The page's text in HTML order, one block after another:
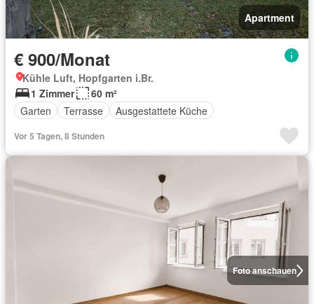
Apartment
€ 900/Monat
Kühle Luft, Hopfgarten i.Br.
1 Zimmer
60 m²
Garten
Terrasse Ausgestattete Küche
Vor 5 Tagen, 8 Stunden
Foto anschauen